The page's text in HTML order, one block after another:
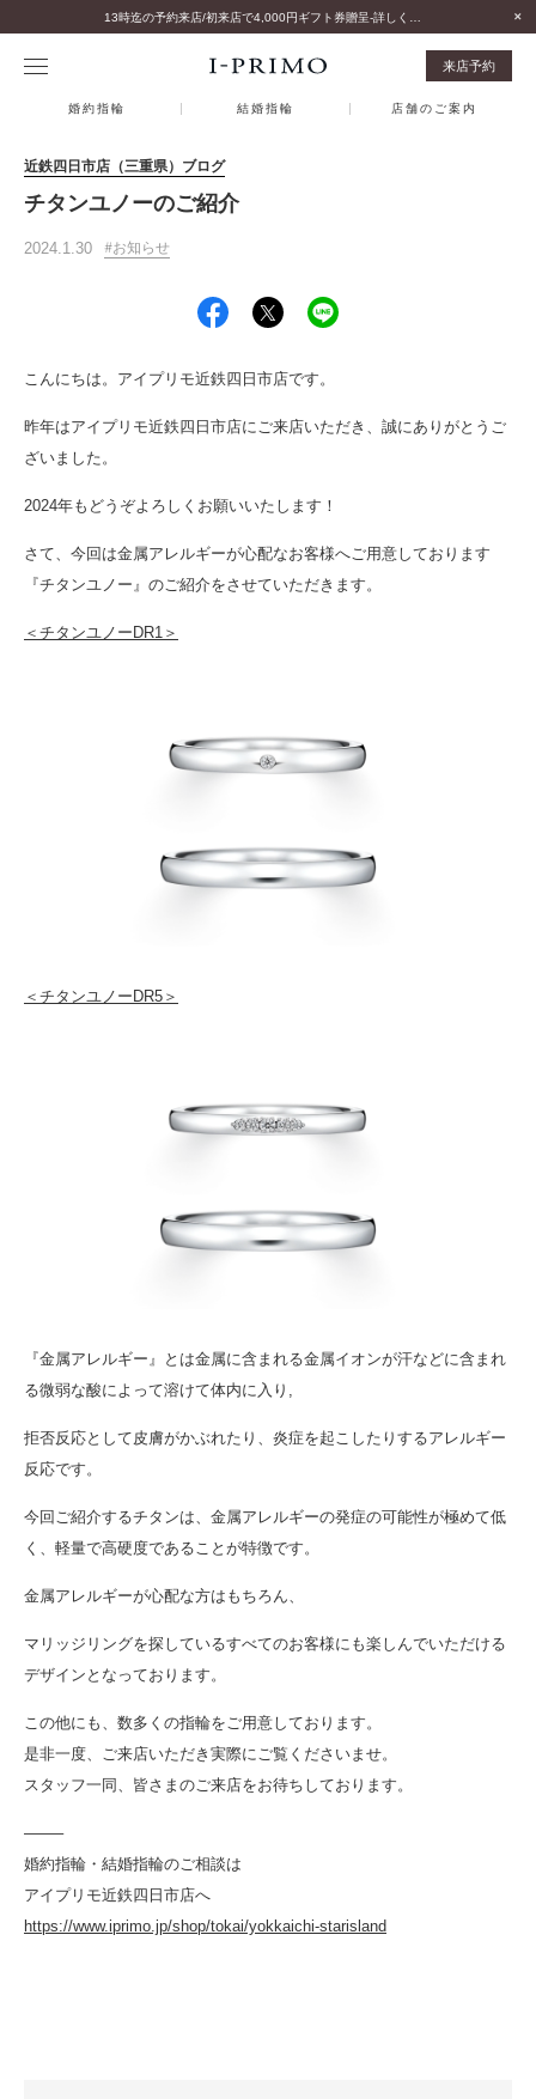
来店予約
婚約指輪 結婚指輪 店舗のご案内
近鉄四日市店（三重県）ブログ
チタンユノーのご紹介
2024.1.30 お知らせ
こんにちは。アイプリモ近鉄四日市店です。
昨年はアイプリモ近鉄四日市店にご来店いただき、誠にありがとうご
ざいました。
2024年もどうぞよろしくお願いいたします！
さて、今回は金属アレルギーが心配なお客様へご用意しております
『チタンユノー』のご紹介をさせていただきます。
＜チタンユノーDR1＞
＜チタンユノーDR5＞
『金属アレルギー』とは金属に含まれる金属イオンが汗などに含まれ
る微弱な酸によって溶けて体内に入り,
拒否反応として皮膚がかぶれたり、炎症を起こしたりするアレルギー
反応です。
今回ご紹介するチタンは、金属アレルギーの発症の可能性が極めて低
く、軽量で高硬度であることが特徴です。
金属アレルギーが心配な方はもちろん、
マリッジリングを探しているすべてのお客様にも楽しんでいただける
デザインとなっております。
この他にも、数多くの指輪をご用意しております。
是非一度、ご来店いただき実際にご覧くださいませ。
スタッフ一同、皆さまのご来店をお待ちしております。
——–
婚約指輪・結婚指輪のご相談は
アイプリモ近鉄四日市店へ
https://www.iprimo.jp/shop/tokai/yokkaichi-starisland